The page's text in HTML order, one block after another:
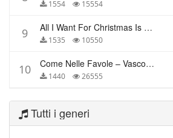
1554 15554
9 All I Want For Christmas Is You – Mariah Carey
1535 10550
10 Come Nelle Favole – Vasco Rossi
1440 26555
Tutti i generi